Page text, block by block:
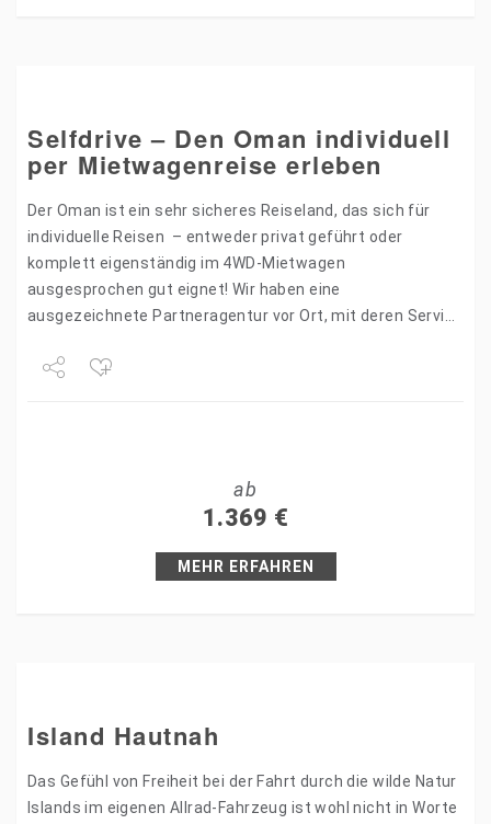
Selfdrive – Den Oman individuell
per Mietwagenreise erleben
Der Oman ist ein sehr sicheres Reiseland, das sich für
individuelle Reisen – entweder privat geführt oder
komplett eigenständig im 4WD-Mietwagen
ausgesprochen gut eignet! Wir haben eine
ausgezeichnete Partneragentur vor Ort, mit deren Service
ab
1.369 €
MEHR ERFAHREN
Island Hautnah
Das Gefühl von Freiheit bei der Fahrt durch die wilde Natur
Islands im eigenen Allrad-Fahrzeug ist wohl nicht in Worte